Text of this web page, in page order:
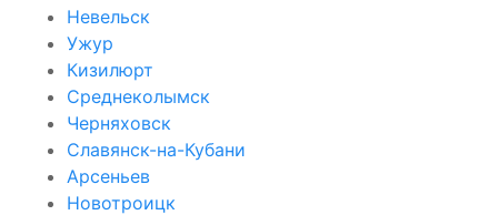
Невельск
Ужур
Кизилюрт
Среднеколымск
Черняховск
Славянск-на-Кубани
Арсеньев
Новотроицк